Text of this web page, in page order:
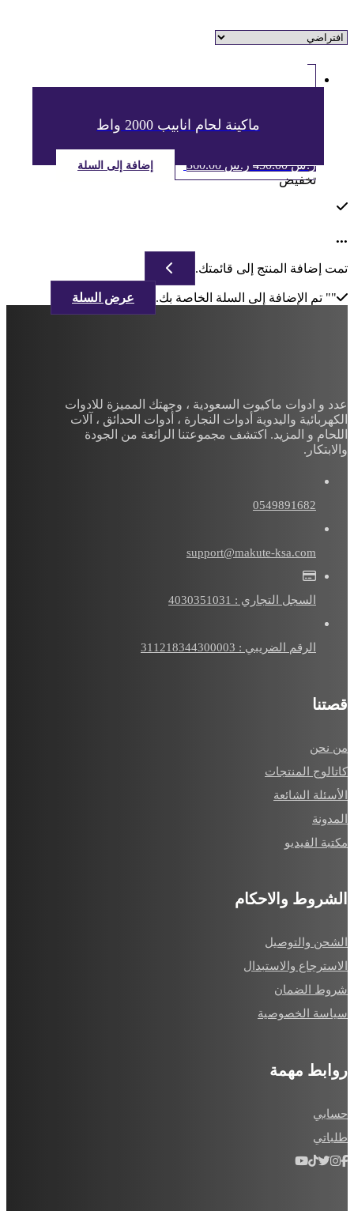
ماكينة لحام انابيب 2000 واط
ر.س450.00
السعر
الأصلي
ر.س
السعر
الحالي
إضافة إلى السلة
تخفيض
...
تمت إضافة المنتج إلى قائمتك.
"" تم الإضافة إلى السلة الخاصة بك. عرض السلة
عدد و ادوات ماكيوت السعودية ، وجهتك المميزة للادوات
الكهربائية واليدوية أدوات النجارة ، أدوات الحدائق ، آلات
اللحام و المزيد. اكتشف مجموعتنا الرائعة من الجودة
والابتكار.
0549891682
support@makute-ksa.com
السجل التجاري : 4030351031
الرقم الضريبي : 311218344300003
قصتنا
من نحن
كاتالوج المنتجات
الأسئلة الشائعة
المدونة
مكتبة الفيديو
الشروط والاحكام
الشحن والتوصيل
الاسترجاع والاستبدال
شروط الضمان
سياسة الخصوصية
روابط مهمة
حسابي
طلباتي